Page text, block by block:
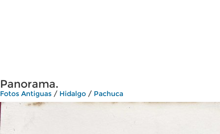
Panorama.
Fotos Antiguas / Hidalgo / Pachuca